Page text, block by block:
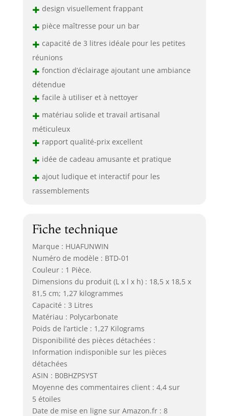
+ design visuellement frappant
+ pièce maîtresse pour un bar
+ capacité de 3 litres idéale pour les petites
réunions
+ fonction d’éclairage ajoutant une ambiance
détendue
+ facile à utiliser et à nettoyer
+ matériau solide et travail artisanal
méticuleux
+ rapport qualité-prix excellent
+ idée de cadeau amusante et pratique
+ ajout ludique et interactif pour les
rassemblements
Fiche technique
Marque : HUAFUNWIN
Numéro de modèle : BTD-01
Couleur : 1 Pièce.
Dimensions du produit (L x l x h) : 18,5 x 18,5 x
81,5 cm; 1,27 kilogrammes
Capacité : 3 Litres
Matériau : Polycarbonate
Poids de l’article : 1,27 Kilograms
Disponibilité des pièces détachées :
Information indisponible sur les pièces
détachées
ASIN : B0BHZPSYST
Moyenne des commentaires client : 4,4 sur
5 étoiles
Date de mise en ligne sur Amazon.fr : 8